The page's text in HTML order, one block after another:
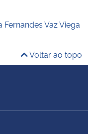
Vaz Viega
Voltar ao topo